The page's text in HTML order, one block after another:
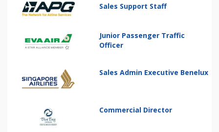
Sales Support Staff
Junior Passenger Traffic
Officer
Sales Admin Executive Benelux
Commercial Director